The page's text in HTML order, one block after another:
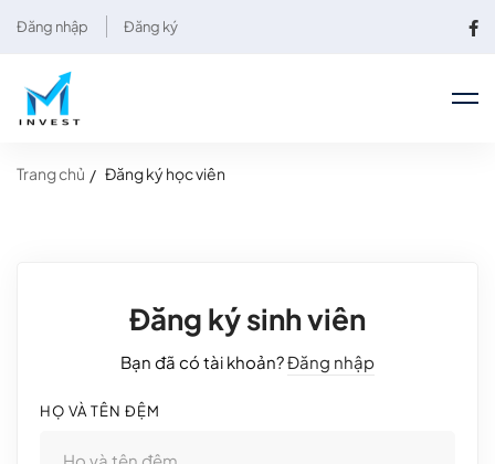
Đăng nhập Đăng ký
Trang chủ Đăng ký học viên
Đăng ký sinh viên
Bạn đã có tài khoản?Đăng nhập
HỌ VÀ TÊN ĐỆM